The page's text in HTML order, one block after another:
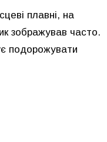
плавні, на
зображував часто.
подорожувати